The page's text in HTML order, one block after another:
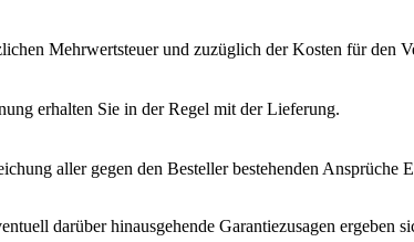
Mehrwertsteuer und zuzüglich der Kosten für den
erhalten Sie in der Regel mit der Lieferung.
aller gegen den Besteller bestehenden Ansprüche
darüber hinausgehende Garantiezusagen ergeben